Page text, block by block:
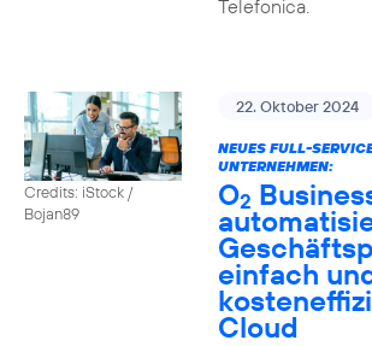
Telefonica.
Credits: iStock /
Bojan89
22. Oktober 2024
NEUES FULL-
UNTERNEHMEN:
O2
einfach
Cloud